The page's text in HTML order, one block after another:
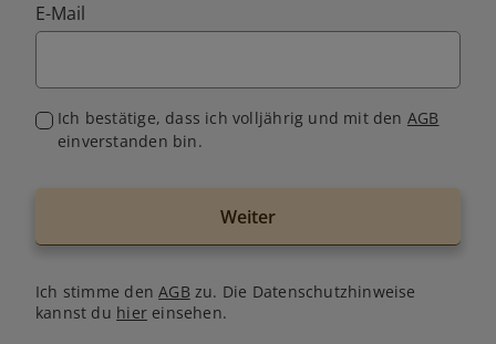
E-Mail
Ich bestätige, dass ich volljährig und mit den AGB
einverstanden bin.
Weiter
Ich stimme denAGB zu. Die Datenschutzhinweise
kannst du hiereinsehen.